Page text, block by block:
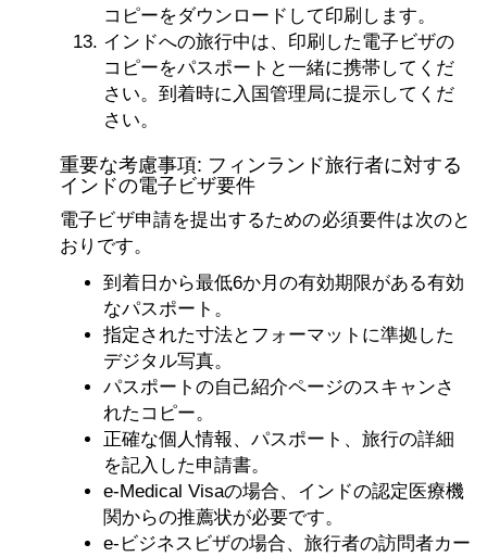
コピーをダウンロードして印刷します。
インドへの旅行中は、印刷した電子ビザの
コピーをパスポートと一緒に携帯してくだ
さい。到着時に入国管理局に提示してくだ
さい。
重要な考慮事項: フィンランド旅行者に対する
インドの電子ビザ要件
電子ビザ申請を提出するための必須要件は次のと
おりです。
到着日から最低6か月の有効期限がある有効
なパスポート。
指定された寸法とフォーマットに準拠した
デジタル写真。
パスポートの自己紹介ページのスキャンさ
れたコピー。
正確な個人情報、パスポート、旅行の詳細
を記入した申請書。
e-Medical Visaの場合、インドの認定医療機
関からの推薦状が必要です。
e-ビジネスビザの場合、旅行者の訪問者カー